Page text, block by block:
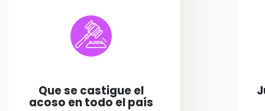
Que se castigue el
acoso en todo el país